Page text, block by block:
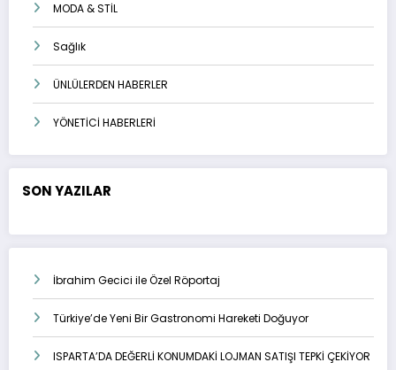
MODA & STİL
Sağlık
ÜNLÜLERDEN HABERLER
YÖNETİCİ HABERLERİ
SON YAZILAR
İbrahim Gecici ile Özel Röportaj
Türkiye’de Yeni Bir Gastronomi Hareketi Doğuyor
ISPARTA’DA DEĞERLİ KONUMDAKİ LOJMAN SATIŞI TEPKİ ÇEKİYOR